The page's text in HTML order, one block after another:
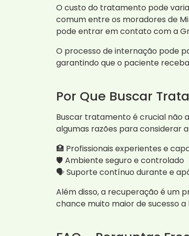
O custo do tratamento pode
comum entre os moradores de
pode entrar em contato com a
O processo de internação pode
garantindo que o paciente
Por Que Buscar
Buscar tratamento é crucial não
algumas razões para considerar
🏥 Profissionais experientes e
🛡️ Ambiente seguro e controlado
🗣️ Suporte contínuo durante e
Além disso, a recuperação é um
chance muito maior de sucesso a